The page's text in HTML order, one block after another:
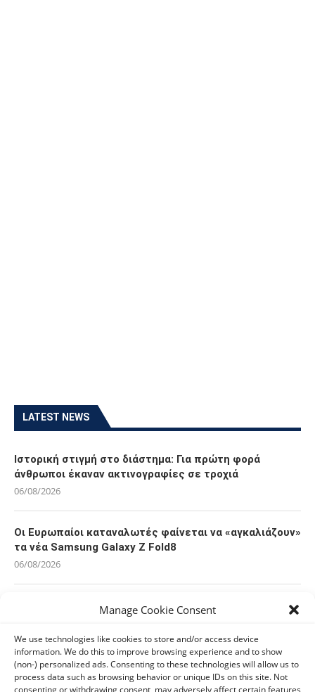
Manage Cookie Consent
We use technologies like cookies to store and/or access device
information. We do this to improve browsing experience and to show
(non-) personalized ads. Consenting to these technologies will allow us to
process data such as browsing behavior or unique IDs on this site. Not
consenting or withdrawing consent, may adversely affect certain features
LATEST NEWS
Ιστορική στιγμή στο διάστημα: Για πρώτη φορά
άνθρωποι έκαναν ακτινογραφίες σε τροχιά
06/08/2026
Οι Ευρωπαίοι καταναλωτές φαίνεται να «αγκαλιάζουν»
τα νέα Samsung Galaxy Z Fold8
06/08/2026
Οι χρήστες Mac είναι περισσότερο εκτεθειμένοι σε
κυβερνοαπειλές αλλά λαμβάνουν λιγότερα μέτρα
προστασίας
06/08/2026